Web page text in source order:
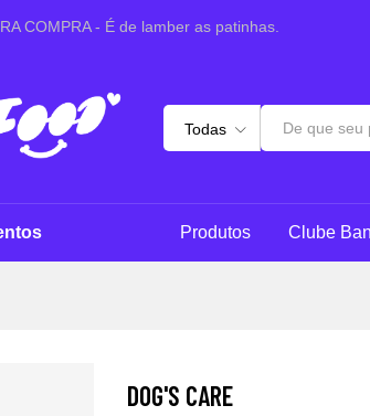
COMPRA - É de lamber as patinhas.
Todas
Produtos Clube
DOG'S CARE